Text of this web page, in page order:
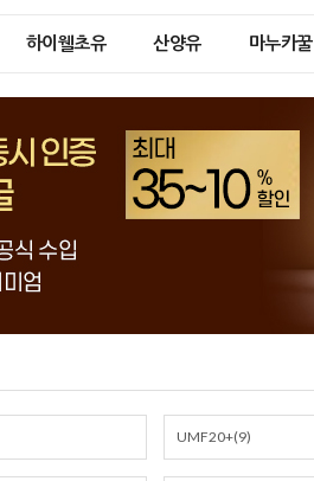
하이웰초유 산양유 마누카꿀
UMF20+(9)